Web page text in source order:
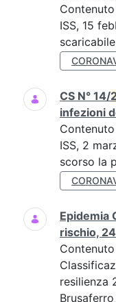
ISS, 15
CS N° 14/
infezioni
ISS, 2
scorso la
Epidemia
rischio,
resilienza